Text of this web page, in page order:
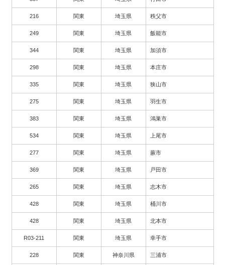
216 関東 埼玉県 秩父市
249 関東 埼玉県 飯能市
344 関東 埼玉県 加須市
298 関東 埼玉県 本庄市
335 関東 埼玉県 狭山市
275 関東 埼玉県 羽生市
383 関東 埼玉県 鴻巣市
534 関東 埼玉県 上尾市
277 関東 埼玉県 蕨市
369 関東 埼玉県 戸田市
265 関東 埼玉県 志木市
428 関東 埼玉県 桶川市
428 関東 埼玉県 北本市
R03-211 関東 埼玉県 幸手市
228 関東 神奈川県 三浦市